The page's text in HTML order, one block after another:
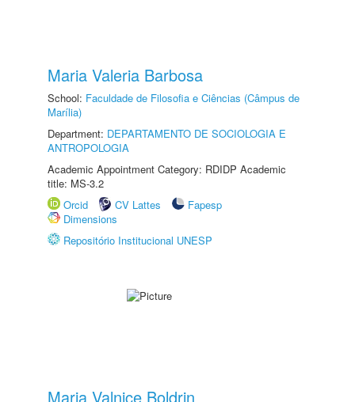
Maria Valeria Barbosa
School: Faculdade de Filosofia e Ciências (Câmpus de
Marília)
Department: DEPARTAMENTO DE SOCIOLOGIA E
ANTROPOLOGIA
Academic Appointment Category: RDIDP Academic
title: MS-3.2
Orcid
CV Lattes
Fapesp
Dimensions
Repositório Institucional UNESP
Maria Valnice Boldrin